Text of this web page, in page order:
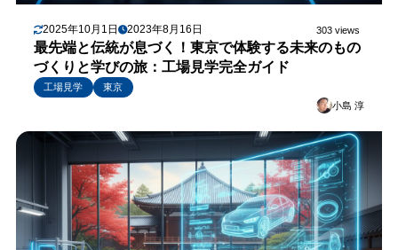
2025年10月1日 2023年8月16日 303 views
最先端と伝統が息づく！東京で体験する未来のもの
づくりと学びの旅：工場見学完全ガイド
工場見学
東京
小島 淳